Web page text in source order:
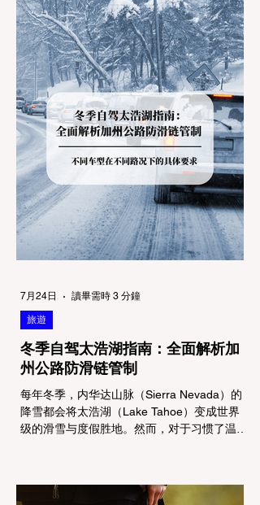
冬季自驾太浩湖指南：全面解析加
州公路防滑链管制
每年冬季，内华达山脉（Sierra Nevada）的
降雪都会将太浩湖（Lake Tahoe）变成世界
级的滑雪与度假胜地。然而，对于习惯了温暖
(Chain Controls)。 不了解这些规定，不仅可
旅遊
7月24日 讀畢需時 3 分鐘